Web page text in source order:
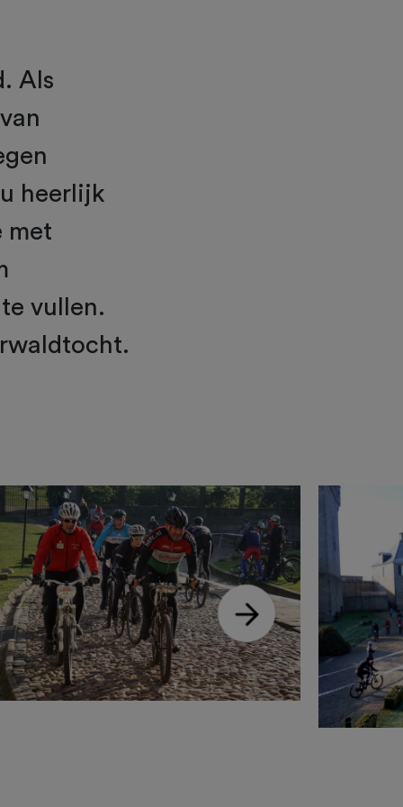
Als
heerlijk
met
vullen.